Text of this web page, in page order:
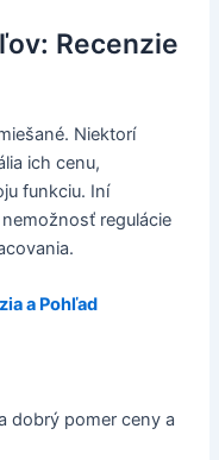
Recenzie
Niektorí
ich cenu,
funkciu. Iní
regulácie
a Pohľad
dobrý pomer ceny a